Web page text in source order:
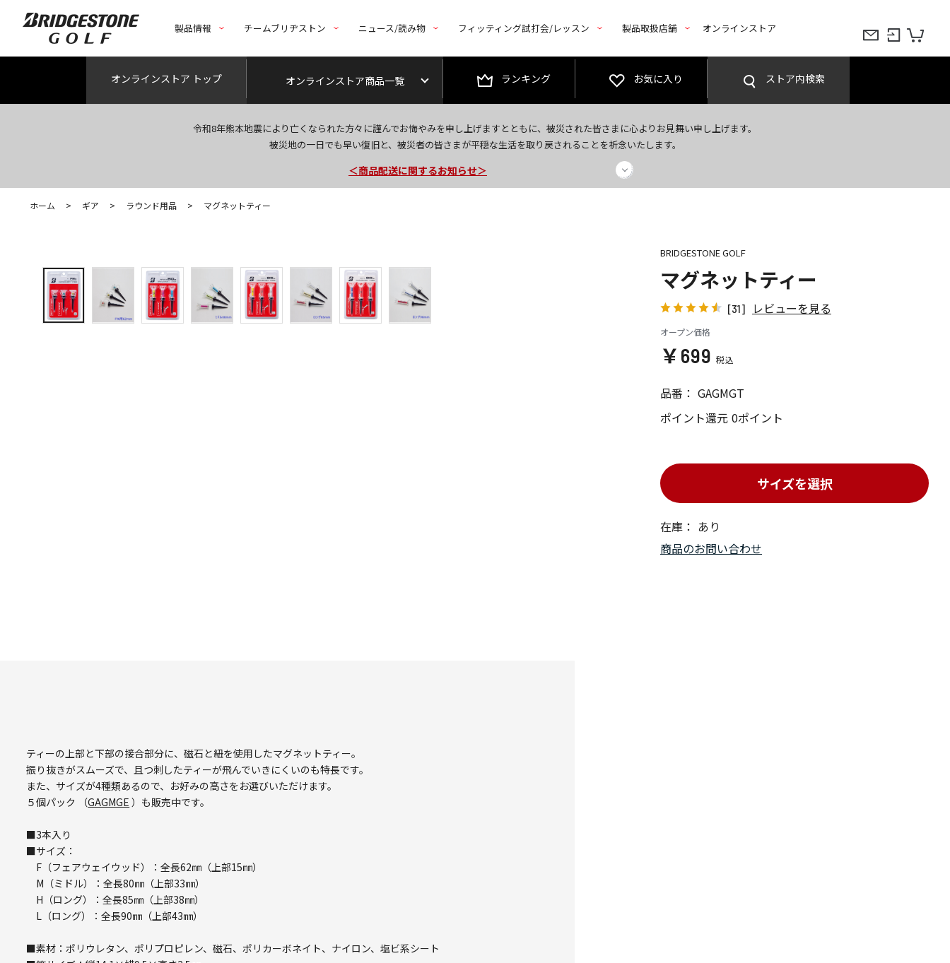
製品情報 チームブリヂストン ニュース/読み物 フィッティング試打会/レッスン 製品取扱店舗 オンラインストア
オンラインストア トップ オンラインストア商品一覧 ランキング お気に入り ストア内検索
令和8年熊本地震により亡くなられた方々に謹んでお悔やみを申し上げますとともに、被災された皆さまに心よりお見舞い申し上げます。
被災地の一日でも早い復旧と、被災者の皆さまが平穏な生活を取り戻されることを祈念いたします。
今なら新規会員登録で1,000円OFFクーポンプレゼント！
＜商品配送に関するお知らせ＞
＜夏季休暇中のご注文・発送・お問い合わせ＞
ホーム > ギア > ラウンド用品 > マグネットティー
BRIDGESTONE GOLF
マグネットティー
[31] レビューを見る
オープン価格
￥699
品番： GAGMGT
ポイント還元 0ポイント
在庫： あり
サイズを選択
商品のお問い合わせ
ティーの上部と下部の接合部分に、磁石と紐を使用したマグネットティー。
振り抜きがスムーズで、且つ刺したティーが飛んでいきにくいのも特長です。
また、サイズが4種類あるので、お好みの高さをお選びいただけます。
５個パック （GAGMGE ）も販売中です。
■3本入り
■サイズ：
F（フェアウェイウッド）：全長62㎜（上部15㎜）
M（ミドル）：全長80㎜（上部33㎜）
H（ロング）：全長85㎜（上部38㎜）
L（ロング）：全長90㎜（上部43㎜）
■素材：ポリウレタン、ポリプロピレン、磁石、ポリカーボネイト、ナイロン、塩ビ系シート